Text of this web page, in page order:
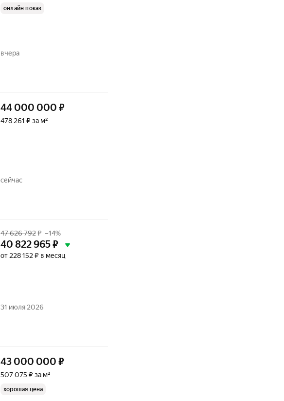
онлайн показ
вчера
44 000 000 ₽
478 261 ₽ за м²
сейчас
47 626 792₽ –14%
40 822 965₽
от 228 152 ₽ в месяц
31 июля 2026
43 000 000 ₽
507 075 ₽ за м²
хорошая цена